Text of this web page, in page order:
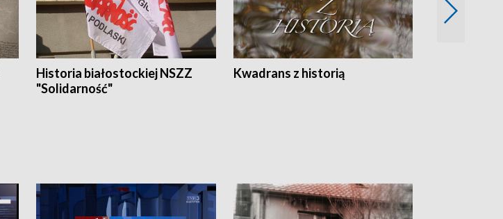
Historia białostockiej NSZZ
"Solidarność"
Kwadrans z historią